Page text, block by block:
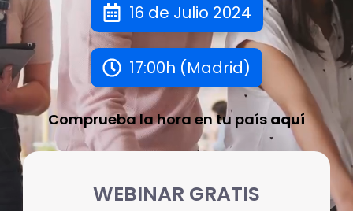
16 de Julio 2024
17:00h (Madrid)
Comprueba la hora en tu país aquí
WEBINAR GRATIS